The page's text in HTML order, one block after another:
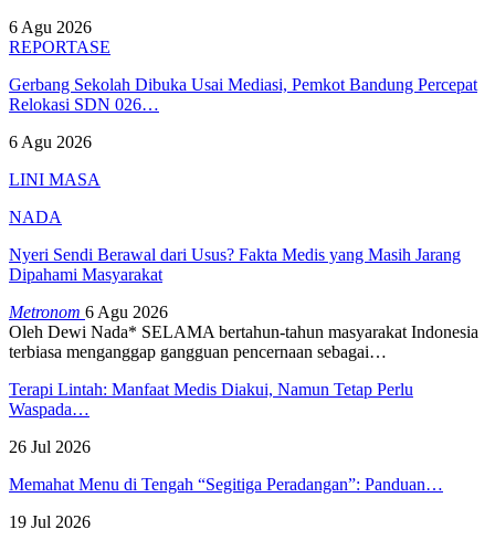
6 Agu 2026
REPORTASE
Gerbang Sekolah Dibuka Usai Mediasi, Pemkot Bandung Percepat
Relokasi SDN 026…
6 Agu 2026
LINI MASA
NADA
Nyeri Sendi Berawal dari Usus? Fakta Medis yang Masih Jarang
Dipahami Masyarakat
Metronom 6 Agu 2026
Oleh Dewi Nada* SELAMA bertahun-tahun masyarakat Indonesia
terbiasa menganggap gangguan pencernaan sebagai…
Terapi Lintah: Manfaat Medis Diakui, Namun Tetap Perlu
Waspada…
26 Jul 2026
Memahat Menu di Tengah “Segitiga Peradangan”: Panduan…
19 Jul 2026